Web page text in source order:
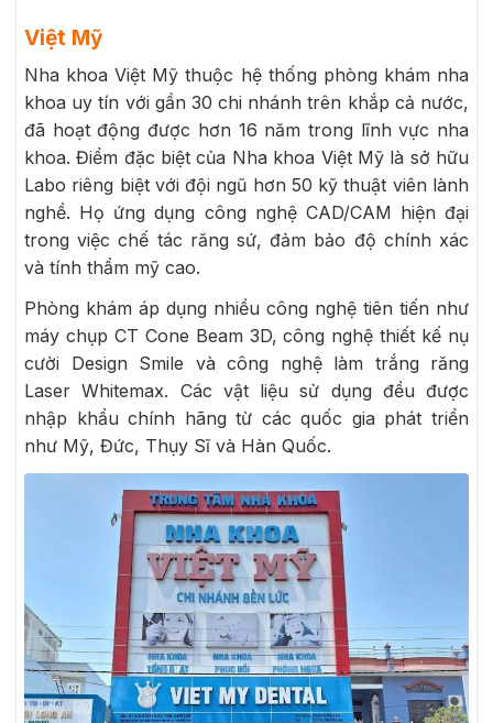
Việt Mỹ
Nha khoa Việt Mỹ thuộc hệ thống phòng khám nha
khoa uy tín với gần 30 chi nhánh trên khắp cả nước,
đã hoạt động được hơn 16 năm trong lĩnh vực nha
khoa. Điểm đặc biệt của Nha khoa Việt Mỹ là sở hữu
Labo riêng biệt với đội ngũ hơn 50 kỹ thuật viên lành
nghề. Họ ứng dụng công nghệ CAD/CAM hiện đại
trong việc chế tác răng sứ, đảm bảo độ chính xác
và tính thẩm mỹ cao.
Phòng khám áp dụng nhiều công nghệ tiên tiến như
máy chụp CT Cone Beam 3D, công nghệ thiết kế nụ
cười Design Smile và công nghệ làm trắng răng
Laser Whitemax. Các vật liệu sử dụng đều được
nhập khẩu chính hãng từ các quốc gia phát triển
như Mỹ, Đức, Thụy Sĩ và Hàn Quốc.